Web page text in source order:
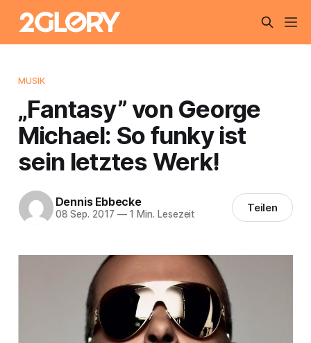
MUSIK
„Fantasy” von George
Michael: So funky ist
sein letztes Werk!
Dennis Ebbecke
08 Sep. 2017 —1 Min. Lesezeit Teilen